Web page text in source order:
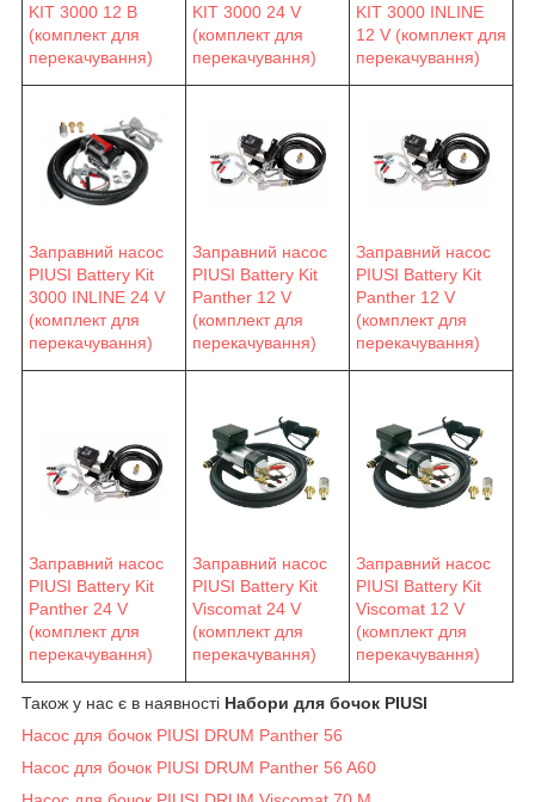
KIT 3000 12 В
(комплект для
перекачування)
KIT 3000 24 V
(комплект для
перекачування)
KIT 3000 INLINE
12 V (комплект для
перекачування)
Заправний насос
PIUSI Battery Kit
3000 INLINE 24 V
(комплект для
перекачування)
Заправний насос
PIUSI Battery Kit
Panther 12 V
(комплект для
перекачування)
Заправний насос
PIUSI Battery Kit
Panther 12 V
(комплект для
перекачування)
Заправний насос
PIUSI Battery Kit
Panther 24 V
(комплект для
перекачування)
Заправний насос
PIUSI Battery Kit
Viscomat 24 V
(комплект для
перекачування)
Заправний насос
PIUSI Battery Kit
Viscomat 12 V
(комплект для
перекачування)
Також у нас є в наявності Набори для бочок PIUSI
Насос для бочок PIUSI DRUM Panther 56
Насос для бочок PIUSI DRUM Panther 56 A60